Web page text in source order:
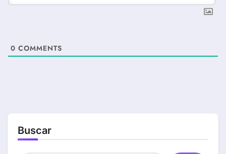
0 COMMENTS
Buscar